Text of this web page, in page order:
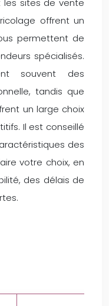
les sites de vente
offrent un
permettent de
spécialisés.
souvent des
tandis que
un large choix
Il est conseillé
des
votre choix, en
des délais de